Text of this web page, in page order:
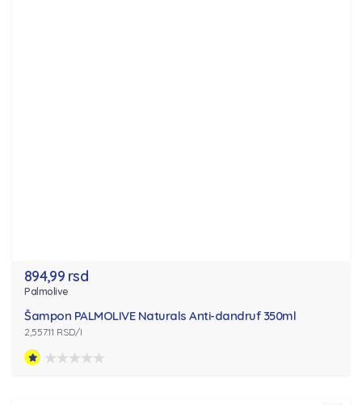
894,99 rsd
Palmolive
Šampon PALMOLIVE Naturals Anti-dandruf 350ml
2,557.11 RSD/l